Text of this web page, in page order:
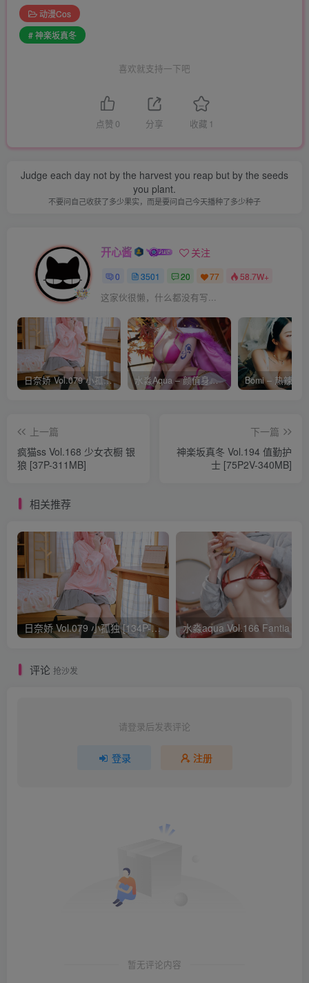
动漫Cos
# 神楽坂真冬
喜欢就支持一下吧
点赞 0 分享 收藏 1
Judge each day not by the harvest you reap but by the seeds
you plant.
不要问自己收获了多少果实，而是要问自己今天播种了多少种子
开心酱 关注
0 3501 20 77 58.7W+
这家伙很懒，什么都没有写...
日奈娇 Vol.079 小孤独 [134P-1.84GB] 水淼Aqua – 颜值身材双在线 火爆日本 Cos写真作品合集
上一篇
疯猫ss Vol.168 少女衣橱 银
狼 [37P-311MB]
下一篇
神楽坂真冬 Vol.194 值勤护
士 [75P2V-340MB]
相关推荐
日奈娇 Vol.079 小孤独 [134P-1.84GB]
评论 抢沙发
请登录后发表评论
登录 注册
暂无评论内容